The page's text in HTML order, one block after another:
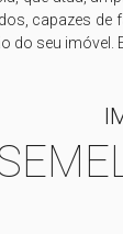
capazes
seu imóvel.